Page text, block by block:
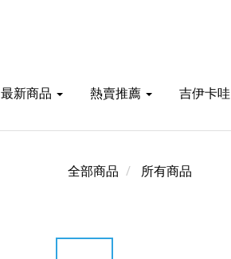
最新商品 熱賣推薦 吉伊卡哇
全部商品 所有商品